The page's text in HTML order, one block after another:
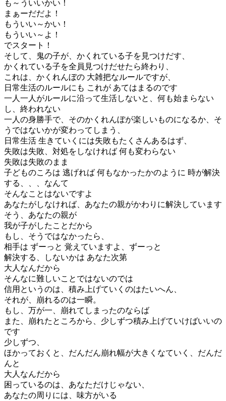
も～ういいかい！
まぁーだだよ！
もういい～かい！
もういい～よ！
でスタート！
そして、鬼の子が、かくれている子を見つけだす、
かくれている子を全員見つけだせたら終わり、
これは、かくれんぼの 大雑把なルールですが、
日常生活のルールにも これが あてはまるのです
一人一人がルールに沿って生活しないと、何も始まらない
し、終われない
一人の身勝手で、そのかくれんぼが楽しいものになるか、そ
うではないかが変わってしまう、
日常生活 生きていくには失敗もたくさんあるはず、
失敗は失敗、対処をしなければ 何も変わらない
失敗は失敗のまま
子どものころは 逃げれば 何もなかったかのように 時が解決
する、、、なんて
そんなことはないですよ
あなたがしなければ、あなたの親がかわりに解決しています
そう、あなたの親が
我が子がしたことだから
もし、そうではなかったら、
相手は ずーっと 覚えていますよ、ずーっと
解決する、しないかは あなた次第
大人なんだから
そんなに難しいことではないのでは
信用というのは、積み上げていくのはたいへん、
それが、崩れるのは一瞬。
もし、万が一、崩れてしまったのならば
また、崩れたところから、少しずつ積み上げていけばいいの
です
少しずつ、
ほかっておくと、だんだん崩れ幅が大きくなていく、だんだ
んと
大人なんだから
困っているのは、あなただけじゃない、
あなたの周りには、味方がいる